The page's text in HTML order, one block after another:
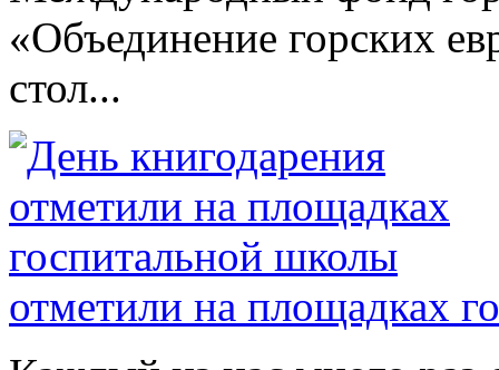
«Объединение горских
стол...
отметили на площадках